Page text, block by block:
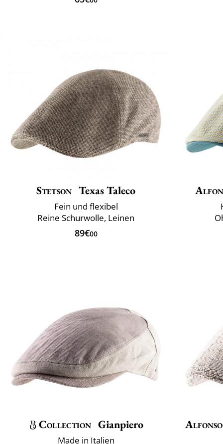
Stetson Texas Taleco
Fein und flexibel
Reine Schurwolle, Leinen
89€00
Collection Gianpiero
Made in Italien